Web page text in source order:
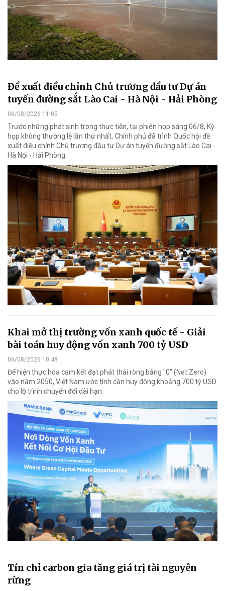
Đề xuất điều chỉnh Chủ trương đầu tư Dự án
tuyến đường sắt Lào Cai - Hà Nội - Hải Phòng
06/08/2026 11:05
Trước những phát sinh trong thực tiễn, tại phiên họp sáng 06/8, Kỳ
họp không thường lệ lần thứ nhất, Chính phủ đã trình Quốc hội đề
xuất điều chỉnh Chủ trương đầu tư Dự án tuyến đường sắt Lào Cai -
Hà Nội - Hải Phòng.
Khai mở thị trường vốn xanh quốc tế - Giải
bài toán huy động vốn xanh 700 tỷ USD
06/08/2026 10:48
Để hiện thực hóa cam kết đạt phát thải ròng bằng "0" (Net Zero)
vào năm 2050, Việt Nam ước tính cần huy động khoảng 700 tỷ USD
cho lộ trình chuyển đổi dài hạn.
Tín chỉ carbon gia tăng giá trị tài nguyên
rừng